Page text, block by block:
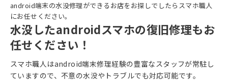
android端末の水没修理ができるお店をお探しでしたらスマホ職人
にお任せください。
水没したandroidスマホの復旧修理もお
任せください！
スマホ職人はandroid端末修理経験の豊富なスタッフが常駐し
ていますので、不意の水没やトラブルでも対応可能です。